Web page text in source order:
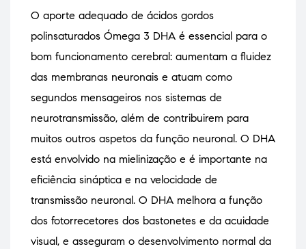
O aporte adequado de ácidos gordos
polinsaturados Ómega 3 DHA é essencial para o
bom funcionamento cerebral: aumentam a fluidez
das membranas neuronais e atuam como
segundos mensageiros nos sistemas de
neurotransmissão, além de contribuirem para
muitos outros aspetos da função neuronal. O DHA
está envolvido na mielinização e é importante na
eficiência sináptica e na velocidade de
transmissão neuronal. O DHA melhora a função
dos fotorrecetores dos bastonetes e da acuidade
visual, e asseguram o desenvolvimento normal da